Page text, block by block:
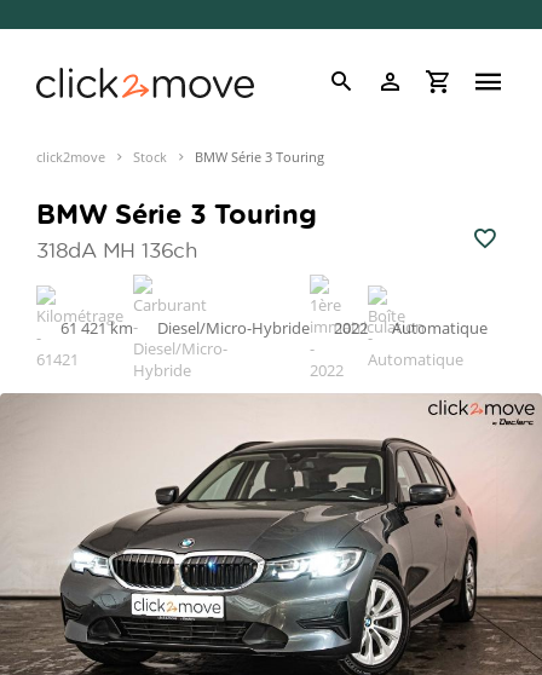
click2move Stock BMW Série 3 Touring
BMW Série 3 Touring
318dA MH 136ch
61 421 km Diesel/Micro-Hybride 2022 Automatique